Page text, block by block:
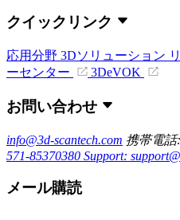
クイックリンク
応用分野 3Dソリューション
ーセンター
3DeVOK
お問い合わせ
info@3d-scantech.com 携帯電話:
571-85370380 Support:
メール購読